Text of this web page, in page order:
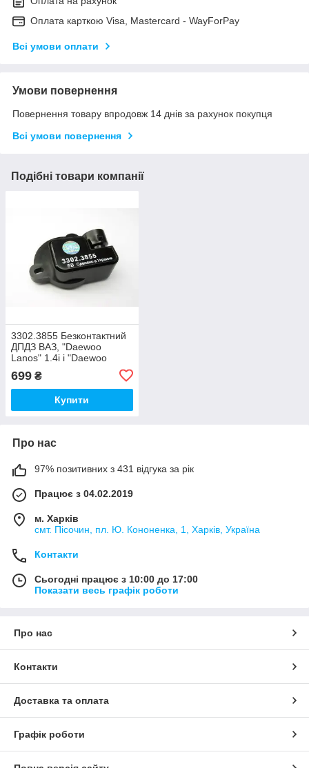
Оплата карткою Visa, Mastercard - WayForPay
Всі умови оплати
Умови повернення
Повернення товару впродовж 14 днів за рахунок покупця
Всі умови повернення
Подібні товари компанії
3302.3855 Безконтактний
ДПДЗ ВАЗ, "Daewoo
Lanos" 1.4i і "Daewoo
699 ₴
Купити
Про нас
97% позитивних з 431 відгука за рік
Працює з 04.02.2019
м. Харків
смт. Пісочин, пл. Ю. Кононенка, 1, Харків, Україна
Контакти
Сьогодні працює з 10:00 до 17:00
Показати весь графік роботи
Про нас
Контакти
Доставка та оплата
Графік роботи